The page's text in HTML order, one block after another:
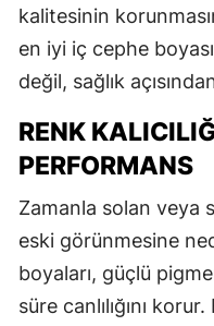
kalitesinin
en iyi iç cephe
değil, sağlık
RENK
PERFORMANS
Zamanla solan veya
eski görünmesine
boyaları, güçlü
süre canlılığını